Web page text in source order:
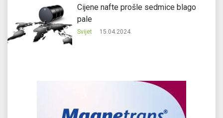
Cijene nafte prošle sedmice blago
pale
Svijet 15.04.2024.